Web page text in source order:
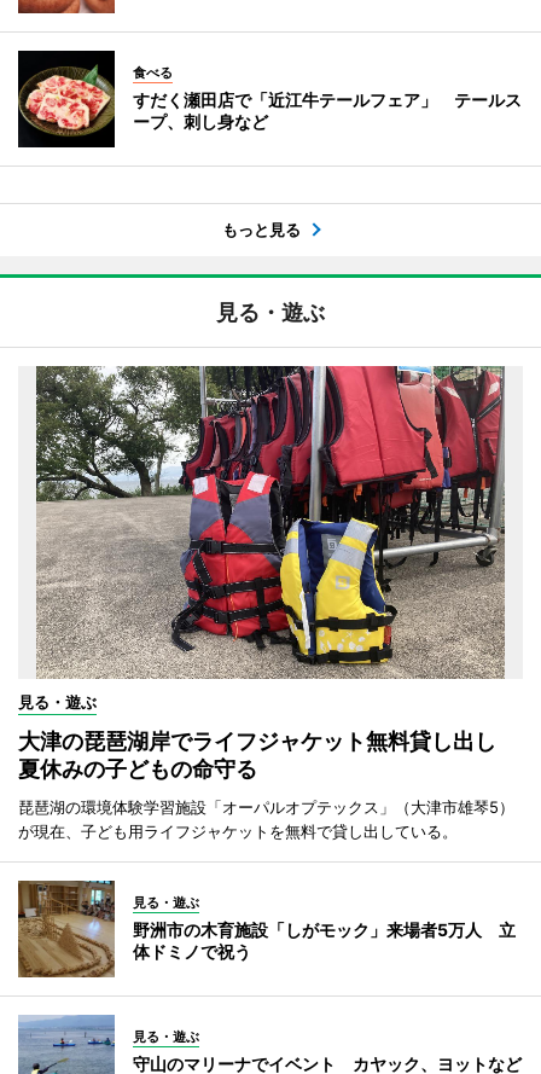
食べる
すだく瀬田店で「近江牛テールフェア」 テールス
ープ、刺し身など
もっと見る
見る・遊ぶ
見る・遊ぶ
大津の琵琶湖岸でライフジャケット無料貸し出し
夏休みの子どもの命守る
琵琶湖の環境体験学習施設「オーパルオプテックス」（大津市雄琴5）
が現在、子ども用ライフジャケットを無料で貸し出している。
見る・遊ぶ
野洲市の木育施設「しがモック」来場者5万人 立
体ドミノで祝う
見る・遊ぶ
守山のマリーナでイベント カヤック、ヨットなど